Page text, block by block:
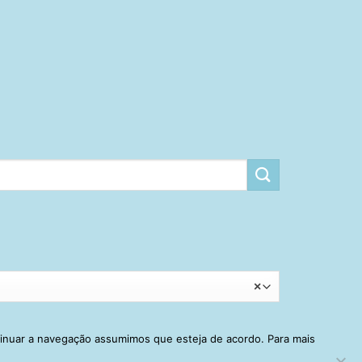
×
a navegação assumimos que esteja de acordo. Para mais